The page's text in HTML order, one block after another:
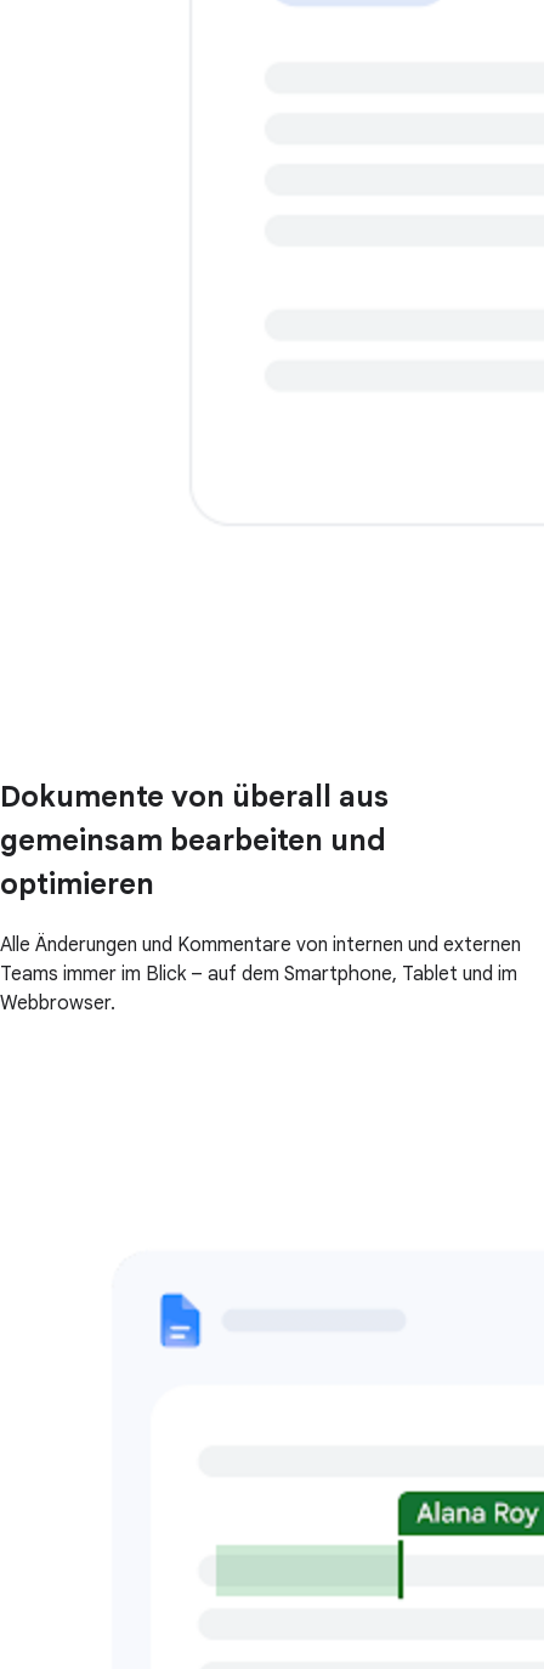
Dokumente von überall aus
gemeinsam bearbeiten und
optimieren
Alle Änderungen und Kommentare von internen und externen
Teams immer im Blick – auf dem Smartphone, Tablet und im
Webbrowser.